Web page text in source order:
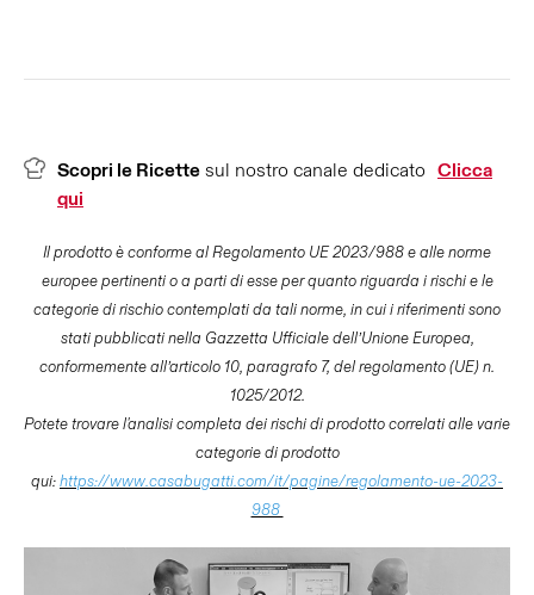
Scopri le Ricette sul nostro canale dedicato Clicca
qui
Il prodotto è conforme al Regolamento UE 2023/988 e alle norme
europee pertinenti o a parti di esse per quanto riguarda i rischi e le
categorie di rischio contemplati da tali norme, in cui i riferimenti sono
stati pubblicati nella Gazzetta Ufficiale dell’Unione Europea,
conformemente all’articolo 10, paragrafo 7, del regolamento (UE) n.
1025/2012.
Potete trovare l'analisi completa dei rischi di prodotto correlati alle varie
categorie di prodotto
qui:https://www.casabugatti.com/it/pagine/regolamento-ue-2023-
988